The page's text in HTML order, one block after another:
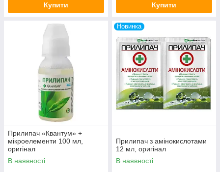
Купити Купити
Прилипач «Квантум» +
мікроелементи 100 мл,
оригінал
В наявності
Новинка
Прилипач з амінокислотами
12 мл, оригінал
В наявності